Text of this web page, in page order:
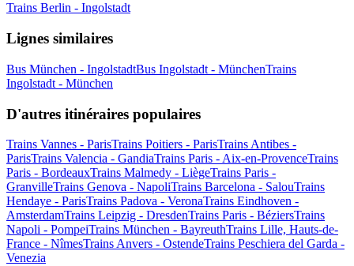
Trains Berlin - Ingolstadt
Lignes similaires
Bus München - IngolstadtBus Ingolstadt - MünchenTrains
Ingolstadt - München
D'autres itinéraires populaires
Trains Vannes - ParisTrains Poitiers - ParisTrains Antibes -
ParisTrains Valencia - GandiaTrains Paris - Aix-en-ProvenceTrains
Paris - BordeauxTrains Malmedy - LiègeTrains Paris -
GranvilleTrains Genova - NapoliTrains Barcelona - SalouTrains
Hendaye - ParisTrains Padova - VeronaTrains Eindhoven -
AmsterdamTrains Leipzig - DresdenTrains Paris - BéziersTrains
Napoli - PompeiTrains München - BayreuthTrains Lille, Hauts-de-
France - NîmesTrains Anvers - OstendeTrains Peschiera del Garda -
Venezia